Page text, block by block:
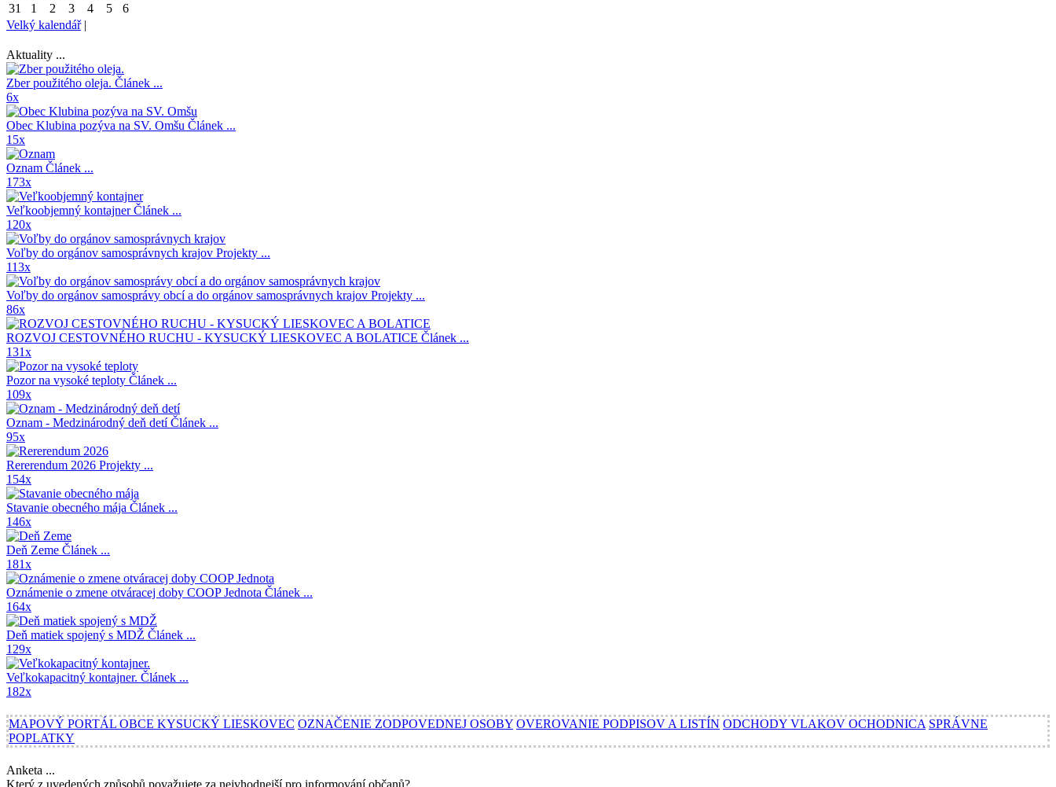
31
1 2 3 4 5
6
Velký kalendář|
Aktuality ...
Zber použitého oleja. Článek ...
6x
Obec Klubina pozýva na SV. Omšu Článek ...
15x
Oznam Článek ...
173x
Veľkoobjemný kontajnerČlánek ...
120x
Voľby do orgánov samosprávnych krajov Projekty ...
113x
Voľby do orgánov samosprávy obcí a do orgánov samosprávnych krajov Projekty ...
86x
ROZVOJ CESTOVNÉHO RUCHU - KYSUCKÝ LIESKOVEC A BOLATICE Článek ...
131x
Pozor na vysoké teploty Článek ...
109x
Oznam - Medzinárodný deň detíČlánek ...
95x
Rererendum 2026 Projekty ...
154x
Stavanie obecného mája Článek ...
146x
Deň Zeme Článek ...
181x
Oznámenie o zmene otváracej doby COOP Jednota Článek ...
164x
Deň matiek spojený s MDŽ Článek ...
129x
Veľkokapacitný kontajner. Článek ...
182x
MAPOVÝ PORTÁL OBCE KYSUCKÝ LIESKOVEC OZNAČENIE ZODPOVEDNEJ OSOBY OVEROVANIE PODPISOV A LISTÍN ODCHODY VLAKOV OCHODNICA SPRÁVNE
POPLATKY
Anketa ...
Který z uvedených způsobů považujete za nejvhodnejší pro informování občanů?